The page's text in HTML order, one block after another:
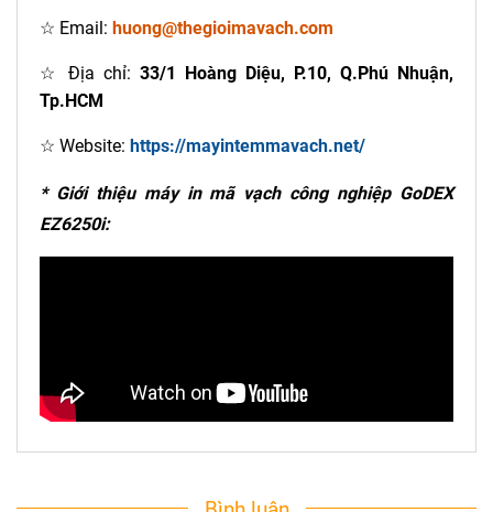
☆ Email: huong@thegioimavach.com
☆ Địa chỉ: 33/1 Hoàng Diệu, P.10, Q.Phú Nhuận,
Tp.HCM
☆ Website: https://mayintemmavach.net/
* Giới thiệu máy in mã vạch công nghiệp GoDEX
EZ6250i: